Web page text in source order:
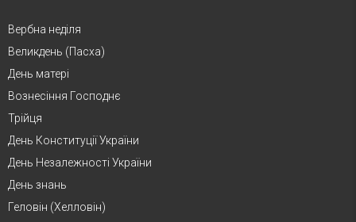
Вербна неділя
Великдень (Пасха)
День матері
Вознесіння Господнє
Трійця
День Конституції України
День Незалежності України
День знань
Геловін (Хелловін)